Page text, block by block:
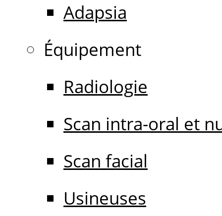
Adapsia
Équipement
Radiologie
Scan intra-oral et
Scan facial
Usineuses